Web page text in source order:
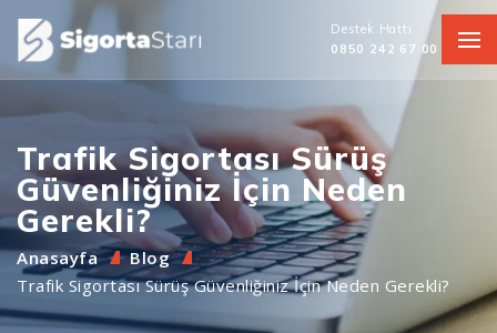
Destek Hattı
0850 242 67 00
Trafik Sigortası Sürüş
Güvenliğiniz İçin Neden
Gerekli?
Anasayfa
Blog
Trafik Sigortası Sürüş Güvenliğiniz İçin Neden Gerekli?